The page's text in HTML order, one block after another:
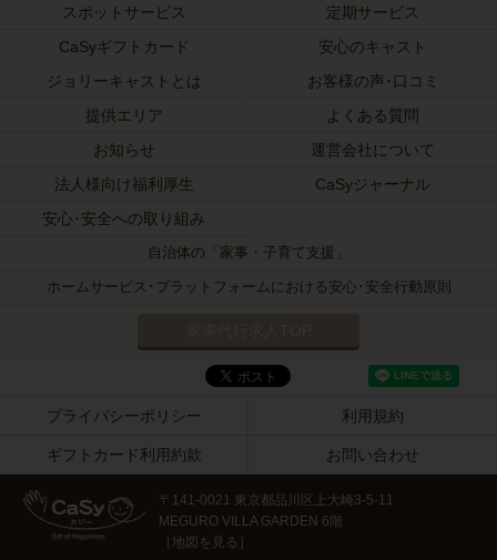
スポットサービス
定期サービス
CaSyギフトカード
安心のキャスト
ジョリーキャストとは
お客様の声･口コミ
提供エリア
よくある質問
お知らせ
運営会社について
法人様向け福利厚生
CaSyジャーナル
安心･安全への取り組み
自治体の「家事・子育て支援」
ホームサービス･プラットフォームにおける安心･安全行動原則
プライバシーポリシー 利用規約
ギフトカード利用約款 お問い合わせ
〒141-0021 東京都品川区上大崎3-5-11
MEGURO VILLA GARDEN 6階
［地図を見る ］